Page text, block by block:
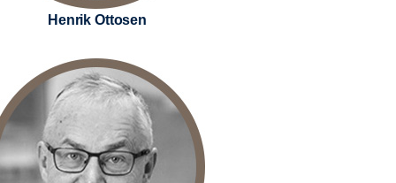
Henrik Ottosen